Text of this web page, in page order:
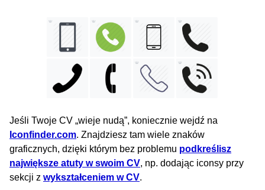
Jeśli Twoje CV „wieje nudą”, koniecznie wejdź na
Iconfinder.com. Znajdziesz tam wiele znaków
graficznych, dzięki którym bez problemu podkreślisz
największe atuty w swoim CV, np. dodając iconsy przy
sekcji z wykształceniem w CV.